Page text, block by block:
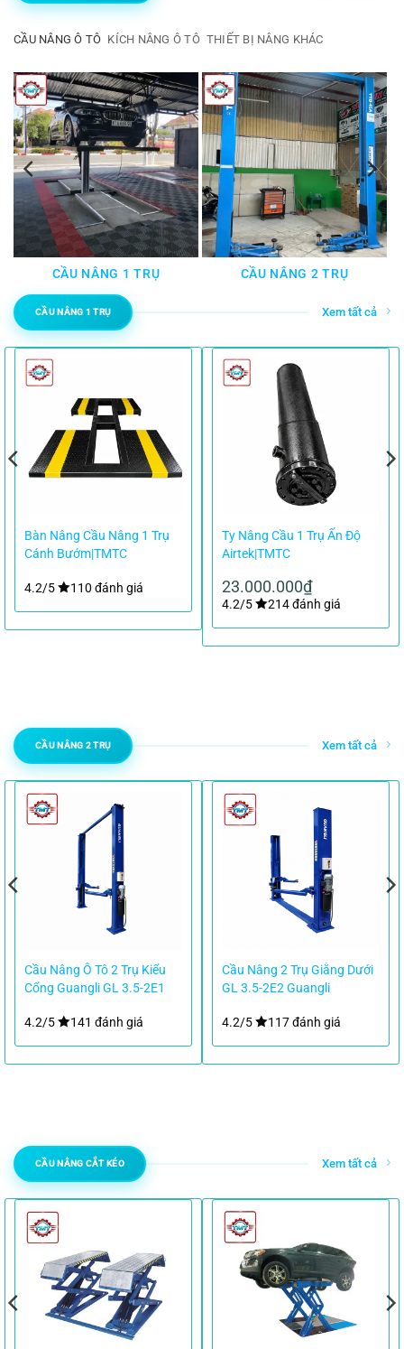
CẦU NÂNG Ô TÔ KÍCH NÂNG Ô TÔ THIẾT BỊ NÂNG KHÁC
CẦU NÂNG 1 TRỤ CẦU NÂNG 2 TRỤ
CẦU NÂNG 1 TRỤ Xem tất cả
Bàn Nâng Cầu Nâng 1 Trụ
Cánh Bướm|TMTC
4.2/5 110 đánh giá
Ty Nâng Cầu 1 Trụ Ấn Độ
Airtek|TMTC
23.000.000₫
4.2/5 214 đánh giá
CẦU NÂNG 2 TRỤ Xem tất cả
Cầu Nâng Ô Tô 2 Trụ Kiểu
Cổng Guangli GL 3.5-2E1
4.2/5 141 đánh giá
Cầu Nâng 2 Trụ Giằng Dưới
GL 3.5-2E2 Guangli
4.2/5 117 đánh giá
CẦU NÂNG CẮT KÉO Xem tất cả